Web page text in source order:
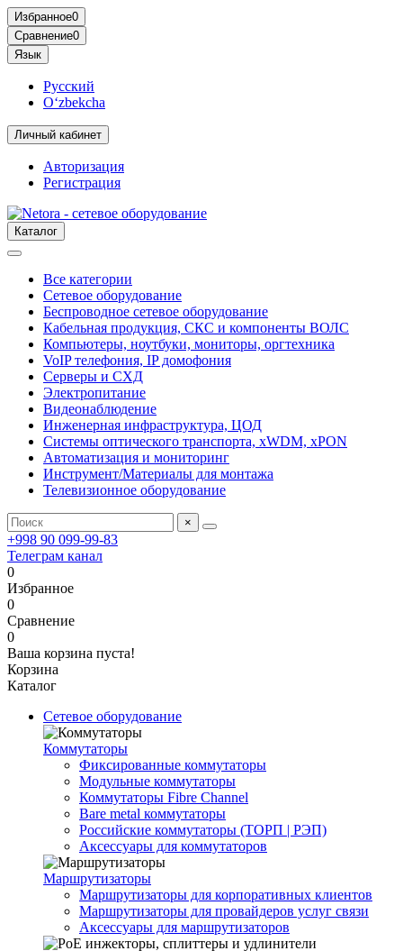
Избранное0
Сравнение0
Язык
Русский
O‘zbekcha
Личный кабинет
Авторизация
Регистрация
Каталог
Все категории
Сетевое оборудование
Беспроводное сетевое оборудование
Кабельная продукция, СКС и компоненты ВОЛС
Компьютеры, ноутбуки, мониторы, оргтехника
VoIP телефония, IP домофония
Серверы и СХД
Электропитание
Видеонаблюдение
Инженерная инфраструктура, ЦОД
Системы оптического транспорта, xWDM, xPON
Автоматизация и мониторинг
Инструмент/Материалы для монтажа
Телевизионное оборудование
×
+998 90 099-99-83
Телеграм канал
0
Избранное
0
Сравнение
0
Ваша корзина пуста!
Корзина
Каталог
Сетевое оборудование
Коммутаторы
Фиксированные коммутаторы
Модульные коммутаторы
Коммутаторы Fibre Channel
Bare metal коммутаторы
Российские коммутаторы (ТОРП | РЭП)
Аксессуары для коммутаторов
Маршрутизаторы
Маршрутизаторы для корпоративных клиентов
Маршрутизаторы для провайдеров услуг связи
Аксессуары для маршрутизаторов